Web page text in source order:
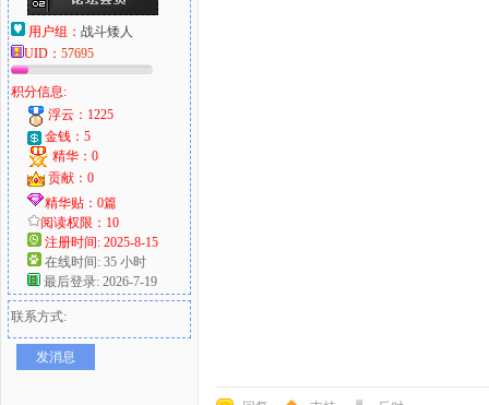
用户组： 战斗矮人
UID： 57695
积分信息:
浮云：1225
金钱：5
精华：0
贡献：0
精华贴：0篇
阅读权限：10
注册时间: 2025-8-15
在线时间: 35 小时
最后登录: 2026-7-19
联系方式:
发消息